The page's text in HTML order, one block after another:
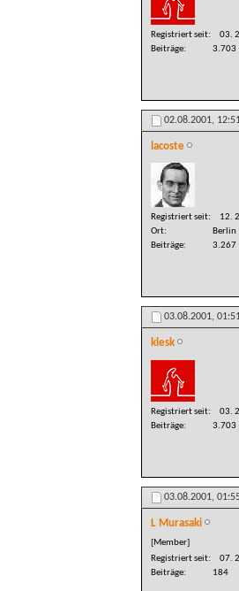
Registriert seit
03.
Beiträge
3.703
02.08.2001,
lacoste
Registriert seit
12.
Ort
Berlin
Beiträge
3.267
03.08.2001,
klesk
Registriert seit
03.
Beiträge
3.703
03.08.2001,
L Murasaki
[Member]
Registriert seit
07.
Beiträge
184